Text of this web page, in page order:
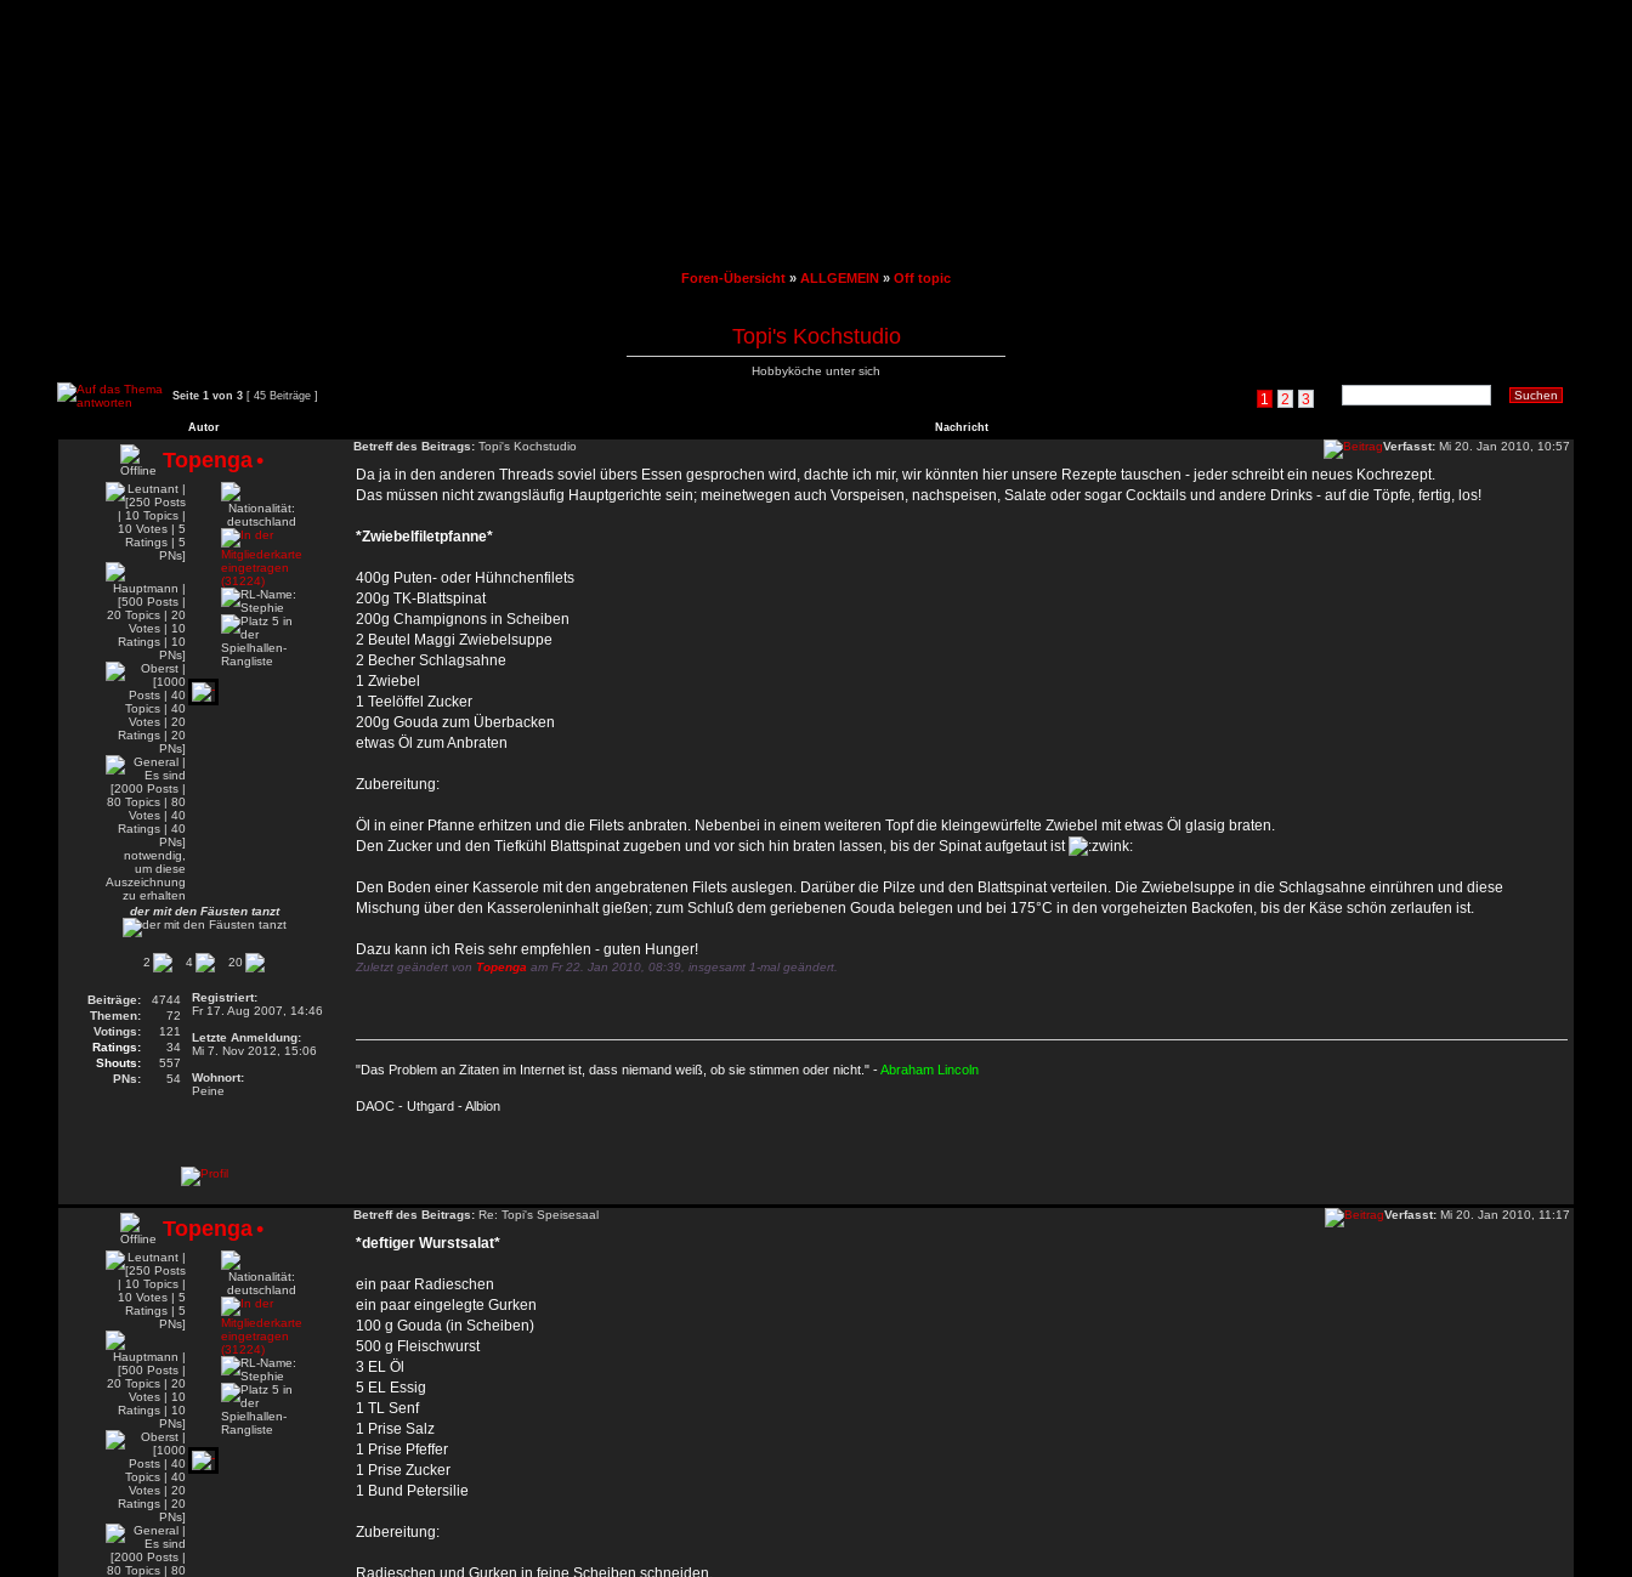
Foren-Übersicht » ALLGEMEIN » Off topic
Topi's Kochstudio
Hobbyköche unter sich
Seite 1 von 3 [ 45 Beiträge ] 1 2 3
Autor Nachricht
Topenga•
der mit den Fäusten tanzt
2 4 20
Beiträge:
4744
Themen:
72
Votings:
121
Ratings:
34
Shouts:
557
PNs:
54
Registriert:
Fr 17. Aug 2007, 14:46
Letzte Anmeldung:
Mi 7. Nov 2012, 15:06
Wohnort:
Peine
Betreff des Beitrags: Topi's Kochstudio Verfasst: Mi 20. Jan 2010, 10:57
Da ja in den anderen Threads soviel übers Essen gesprochen wird, dachte ich mir, wir könnten hier unsere Rezepte tauschen - jeder schreibt ein neues Kochrezept.
Das müssen nicht zwangsläufig Hauptgerichte sein; meinetwegen auch Vorspeisen, nachspeisen, Salate oder sogar Cocktails und andere Drinks - auf die Töpfe, fertig, los!
*Zwiebelfiletpfanne*
400g Puten- oder Hühnchenfilets
200g TK-Blattspinat
200g Champignons in Scheiben
2 Beutel Maggi Zwiebelsuppe
2 Becher Schlagsahne
1 Zwiebel
1 Teelöffel Zucker
200g Gouda zum Überbacken
etwas Öl zum Anbraten
Zubereitung:
Öl in einer Pfanne erhitzen und die Filets anbraten. Nebenbei in einem weiteren Topf die kleingewürfelte Zwiebel mit etwas Öl glasig braten.
Den Zucker und den Tiefkühl Blattspinat zugeben und vor sich hin braten lassen, bis der Spinat aufgetaut ist
Den Boden einer Kasserole mit den angebratenen Filets auslegen. Darüber die Pilze und den Blattspinat verteilen. Die Zwiebelsuppe in die Schlagsahne einrühren und diese
Mischung über den Kasseroleninhalt gießen; zum Schluß dem geriebenen Gouda belegen und bei 175°C in den vorgeheizten Backofen, bis der Käse schön zerlaufen ist.
Dazu kann ich Reis sehr empfehlen - guten Hunger!
Zuletzt geändert von Topenga am Fr 22. Jan 2010, 08:39, insgesamt 1-mal geändert.
"Das Problem an Zitaten im Internet ist, dass niemand weiß, ob sie stimmen oder nicht." -Abraham Lincoln
DAOC - Uthgard - Albion
Topenga•
Betreff des Beitrags: Re: Topi's Speisesaal Verfasst: Mi 20. Jan 2010, 11:17
*deftiger Wurstsalat*
ein paar Radieschen
ein paar eingelegte Gurken
100 g Gouda (in Scheiben)
500 g Fleischwurst
3 EL Öl
5 EL Essig
1 TL Senf
1 Prise Salz
1 Prise Pfeffer
1 Prise Zucker
1 Bund Petersilie
Zubereitung:
Radieschen und Gurken in feine Scheiben schneiden.